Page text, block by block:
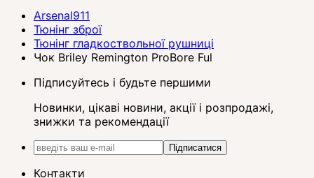
Arsenal911
Тюнінг зброї
Тюнінг гладкоствольної рушниці
Чок Briley Remington ProBore Ful
Підписуйтесь і будьте першими
Новинки, цікаві новини, акції і розпродажі,
знижки та рекомендації
Підписатися
Контакти